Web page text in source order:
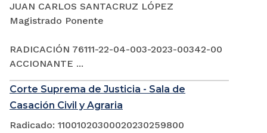
JUAN CARLOS SANTACRUZ LÓPEZ
Magistrado Ponente
RADICACIÓN 76111-22-04-003-2023-00342-00
ACCIONANTE ...
Corte Suprema de Justicia - Sala de
Casación Civil y Agraria
Radicado: 11001020300020230259800